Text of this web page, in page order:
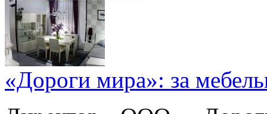
«Дороги мира»: за